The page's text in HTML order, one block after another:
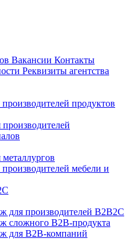
Вакансии Контакты
Реквизиты агентства
продуктов
мебели и
для производителей B2B2C
сложного B2B-продукта
для B2B-компаний